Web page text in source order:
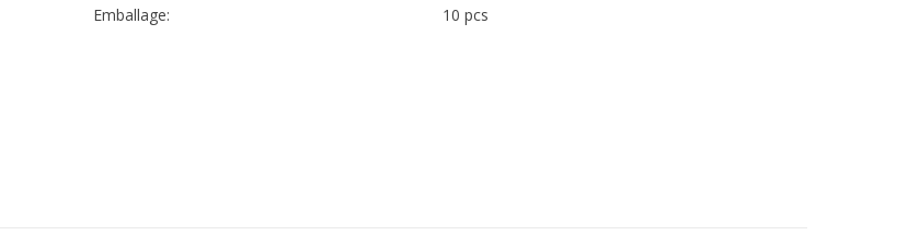
Emballage:
10 pcs